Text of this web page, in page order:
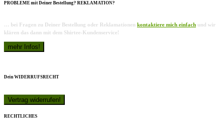
PROBLEME mit Deiner Bestellung? REKLAMATION?
… bei Fragen zu Deiner Bestellung oder Reklamationen kontaktiere mich einfach und wir
klären das dann mit dem Shirtee-Kundenservice!
Dein WIDERRUFSRECHT
RECHTLICHES